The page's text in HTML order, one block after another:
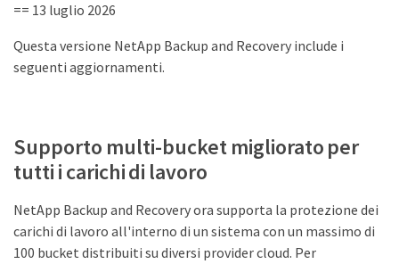
== 13 luglio 2026
Questa versione NetApp Backup and Recovery include i
seguenti aggiornamenti.
Supporto multi-bucket migliorato per
tutti i carichi di lavoro
NetApp Backup and Recovery ora supporta la protezione dei
carichi di lavoro all'interno di un sistema con un massimo di
100 bucket distribuiti su diversi provider cloud. Per